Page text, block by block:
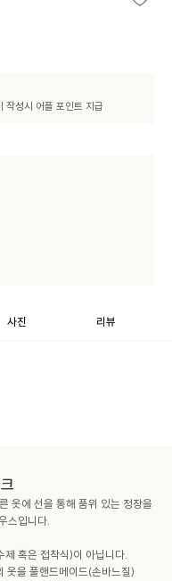
작성시 어플 포인트 지급
사진 리뷰
옷에 선을 통해 품위 있는 정장을
스입니다.
제 혹은 접착식)이 아닙니다.
옷을 풀핸드메이드(손바느질)